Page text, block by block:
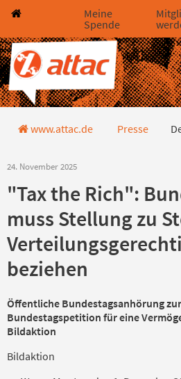
Direkt zum Hauptinhalt springen
Direkt zur Haupt-Navigation springen
Direkt zur Service-Navigation springen
Direkt zur Footer-Navigation springen
Direkt zum Footerinhalt springen
Meine
Spende
Detailansicht
www.attac.de Presse
24. November 2025
"Tax the Rich":
muss Stellung zu
beziehen
Öffentliche Bundestagsanhörung
Bundestagspetition für eine
Bildaktion
Bildaktion